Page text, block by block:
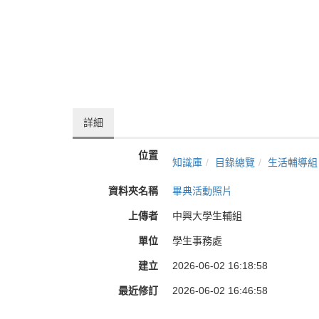
詳細
位置
知識庫 目錄總覽 生活輔導組
資料夾名稱 畢典活動照片
上傳者 中興大學生輔組
單位 學生事務處
建立 2026-06-02 16:18:58
最近修訂 2026-06-02 16:46:58